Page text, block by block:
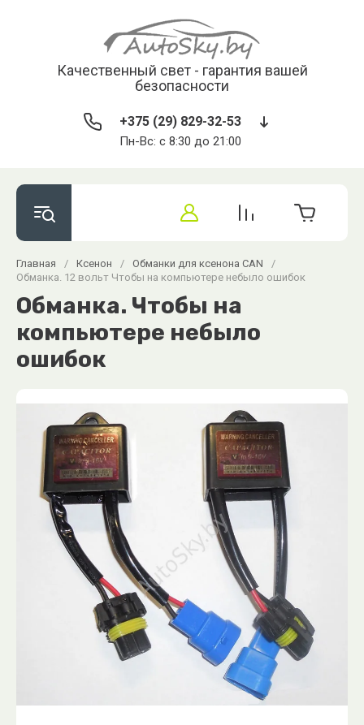
Качественный свет - гарантия вашей
безопасности
+375 (29) 829-32-53
Пн-Вс: с 8:30 до 21:00
Главная / Ксенон / Обманки для ксенона CAN
/
Обманка. 12 вольт Чтобы на компьютере небыло ошибок
Обманка. Чтобы на
компьютере небыло
ошибок